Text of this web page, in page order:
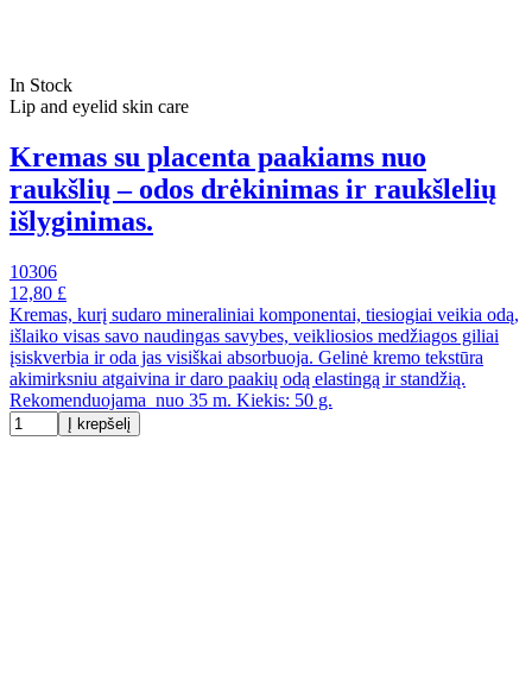
In Stock
Lip and eyelid skin care
Kremas su placenta paakiams nuo
raukšlių – odos drėkinimas ir raukšlelių
išlyginimas.
10306
12,80 £
Kremas, kurį sudaro mineraliniai komponentai, tiesiogiai veikia odą,
išlaiko visas savo naudingas savybes, veikliosios medžiagos giliai
įsiskverbia ir oda jas visiškai absorbuoja. Gelinė kremo tekstūra
akimirksniu atgaivina ir daro paakių odą elastingą ir standžią.
Rekomenduojama nuo 35 m. Kiekis: 50 g.
Į krepšelį